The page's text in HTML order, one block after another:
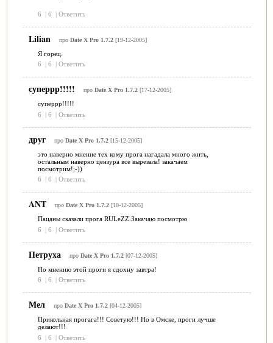
6 | 6 | Ответить
Lilian про Date X Pro 1.7.2[19-12-2005]
Я горец.
6
| 6 | Ответить
суперрр!!!!! про Date X Pro 1.7.2[17-12-2005]
суперрр!!!!!
6
| 6 | Ответить
друг про Date X Pro 1.7.2[15-12-2005]
это наверно мнение тех кому прога нагадала много жить,
остальным наверно цензура все вырезала! закачаем
посмотрим!;-))
6
| 6 | Ответить
ANT про Date X Pro 1.7.2[10-12-2005]
Пацаны сказали прога RULeZZ.Закачаю посмотрю
6
| 6 | Ответить
Петруха про Date X Pro 1.7.2[07-12-2005]
По мнению этой проги я сдохну завтра!
6
| 6 | Ответить
Мел про Date X Pro 1.7.2[04-12-2005]
Прикольная прогага!!! Советую!!! Но в Омске, проги лучше
делают!!!
6
| 6 | Ответить